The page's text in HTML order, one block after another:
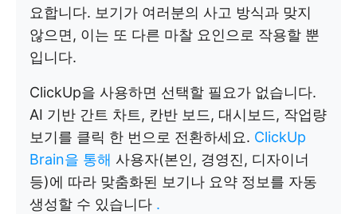
요합니다. 보기가 여러분의 사고 방식과 맞지
않으면, 이는 또 다른 마찰 요인으로 작용할 뿐
입니다.
ClickUp을 사용하면 선택할 필요가 없습니다.
AI 기반 간트 차트, 칸반 보드, 대시보드, 작업량
보기를 클릭 한 번으로 전환하세요. ClickUp
Brain을 통해 사용자(본인, 경영진, 디자이너
등)에 따라 맞춤화된 보기나 요약 정보를 자동
생성할 수 있습니다 .